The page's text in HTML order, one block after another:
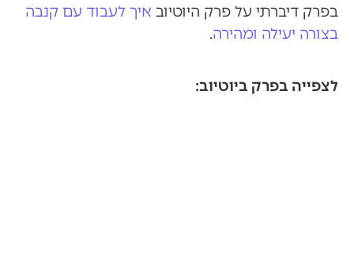
בפרק דיברתי על פרק היוטיוב איך לעבוד עם קנבה
בצורה יעילה ומהירה.
לצפייה בפרק ביוטיוב: